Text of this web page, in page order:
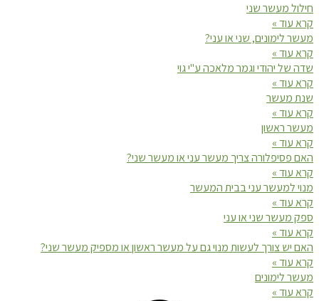
חילול מעשר שני
קרא עוד »
מעשר לימונים, שני או עני?
קרא עוד »
שדה של יהודי וגמר מלאכה ע"י גוי
קרא עוד »
שנת מעשר
קרא עוד »
מעשר ראשון
קרא עוד »
האם פסיפלורה צריך מעשר עני או מעשר שני?
קרא עוד »
מנוי למעשר עני בבית המעשר
קרא עוד »
ספק מעשר שני או עני
קרא עוד »
האם יש צורך לעשות מנוי גם על מעשר ראשון או מספיק מעשר שני?
קרא עוד »
מעשר לימונים
קרא עוד »